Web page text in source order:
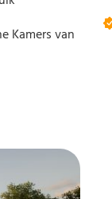
Kamers van